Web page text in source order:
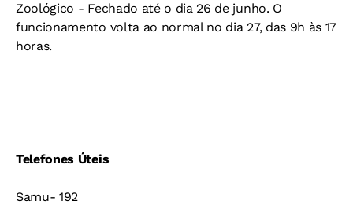
Zoológico - Fechado até o dia 26 de junho. O
funcionamento volta ao normal no dia 27, das 9h às 17
horas.
Telefones Úteis
Samu- 192